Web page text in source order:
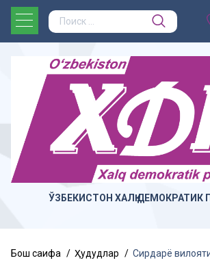
ЎЗБЕКИСТОН ХАЛҚ ДЕМОКРАТИК
Бош саҳифа Ҳудудлар Сирдарё